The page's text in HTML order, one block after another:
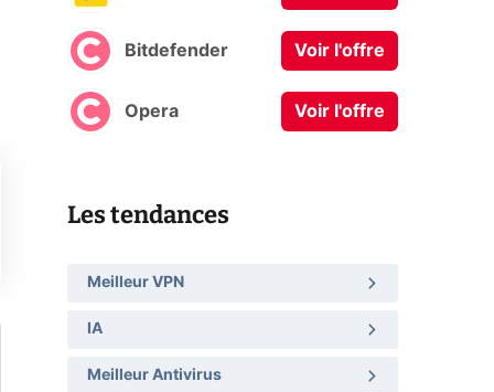
Bitdefender Voir l'offre
Opera Voir l'offre
Les tendances
Meilleur VPN
IA
Meilleur Antivirus